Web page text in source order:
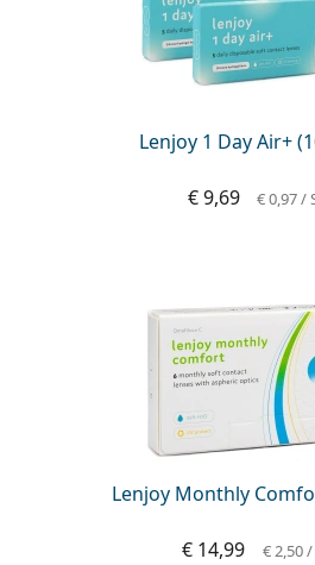
Lenjoy 1 Day Air+
€ 9,69 € 0,97/
Lenjoy Monthly
€ 14,99 € 2,50/